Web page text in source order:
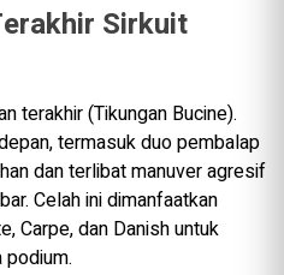
Sirkuit
terakhir (Tikungan Bucine).
termasuk duo pembalap
dan terlibat manuver agresif
Celah ini dimanfaatkan
Carpe, dan Danish untuk